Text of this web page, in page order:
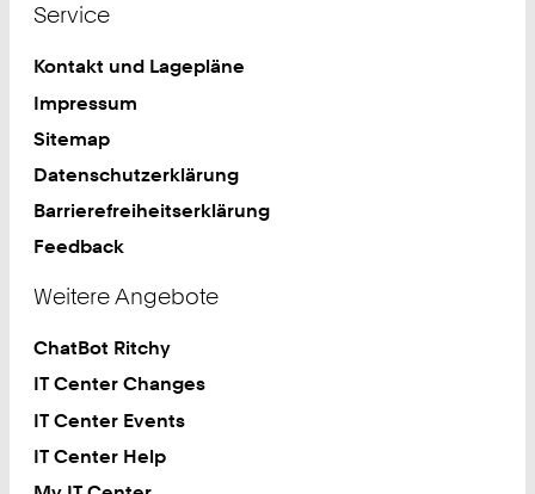
Service
Kontakt und Lagepläne
Impressum
Sitemap
Datenschutzerklärung
Barrierefreiheitserklärung
Feedback
Weitere Angebote
ChatBot Ritchy
IT Center Changes
IT Center Events
IT Center Help